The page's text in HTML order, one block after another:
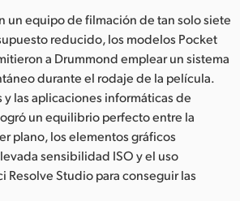
un equipo de filmación de tan solo siete
reducido, los modelos Pocket
a Drummond emplear un sistema
durante el rodaje de la película.
y las aplicaciones informáticas de
un equilibrio perfecto entre la
plano, los elementos gráficos
sensibilidad ISO y el uso
Resolve Studio para conseguir las